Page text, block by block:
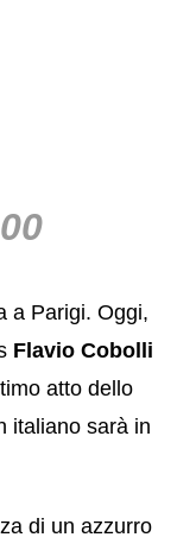
a Parigi. Oggi,
Flavio Cobolli
atto dello
italiano sarà in
di un azzurro